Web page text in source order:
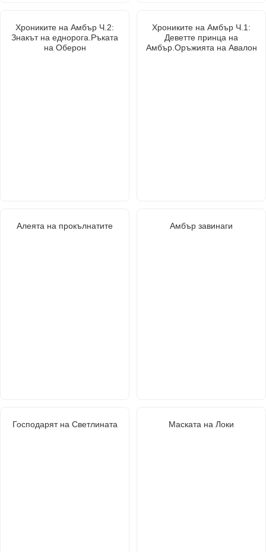
Хрониките на Амбър Ч.2:
Знакът на еднорога.Ръката
на Оберон
Хрониките на Амбър Ч.1:
Деветте принца на
Амбър.Оръжията на Авалон
Алеята на прокълнатите Амбър завинаги
Господарят на Светлината Маската на Локи